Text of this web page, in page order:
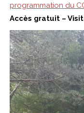
programmation du
Accès gratuit –